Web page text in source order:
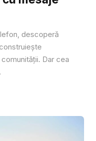
descoperă
Dar cea